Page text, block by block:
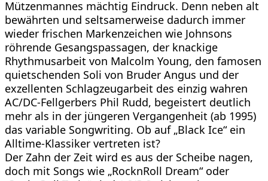
Mützenmannes mächtig Eindruck. Denn neben alt
bewährten und seltsamerweise dadurch immer
wieder frischen Markenzeichen wie Johnsons
röhrende Gesangspassagen, der knackige
Rhythmusarbeit von Malcolm Young, den famosen
quietschenden Soli von Bruder Angus und der
exzellenten Schlagzeugarbeit des einzig wahren
AC/DC-Fellgerbers Phil Rudd, begeistert deutlich
mehr als in der jüngeren Vergangenheit (ab 1995)
das variable Songwriting. Ob auf „Black Ice“ ein
Alltime-Klassiker vertreten ist?
Der Zahn der Zeit wird es aus der Scheibe nagen,
doch mit Songs wie „RocknRoll Dream“ oder